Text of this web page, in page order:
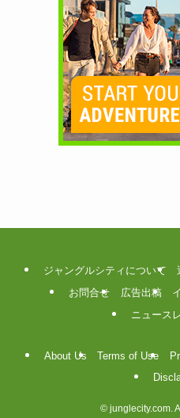
ジャングルシティについて
お問合せ
広告出稿
ニュース
About Us Terms of Use
©junglecity.com.